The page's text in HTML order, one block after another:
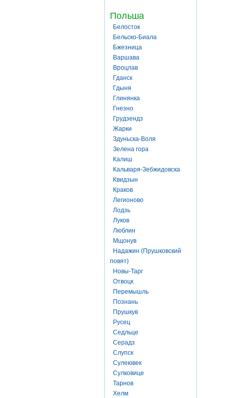
Польша
Белосток
Бельско-Биала
Бжезница
Варшава
Вроцлав
Гданск
Гдыня
Глинянка
Гнезно
Грудзендз
Жарки
Здуньска-Воля
Зелена гора
Калиш
Кальваря-Зебжидовска
Квидзын
Краков
Легионово
Лодзь
Луков
Люблин
Мщонув
Надажин (Прушковский
повят)
Новы-Тарг
Отвоцк
Перемышль
Познань
Прушкув
Русец
Седльце
Серадз
Слупск
Сулеювек
Сулковице
Тарнов
Хелм